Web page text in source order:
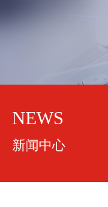
NEWS
新闻中心